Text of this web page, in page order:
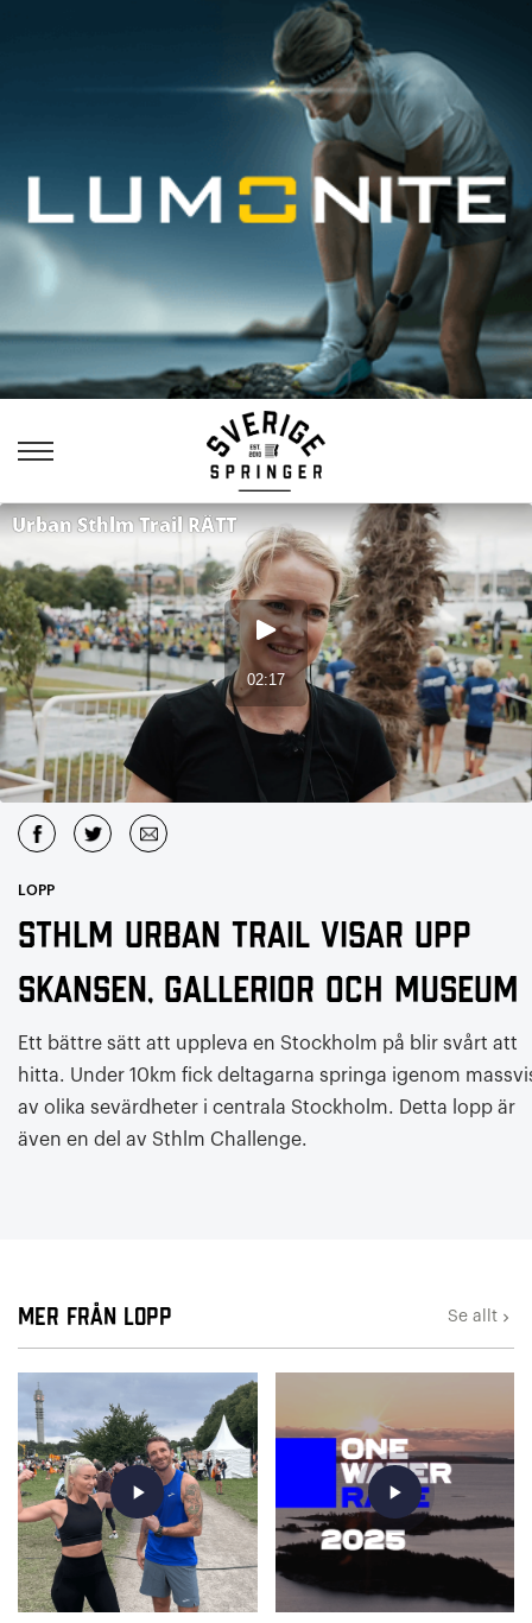
LOPP
Sthlm Urban Trail visar upp
Skansen, gallerior och museum
Ett bättre sätt att uppleva en Stockholm på blir svårt att
hitta. Under 10km fick deltagarna springa igenom
av olika sevärdheter i centrala Stockholm. Detta lopp är
även en del av Sthlm Challenge.
Mer från Lopp Se allt keyboard_arrow_right
play_arrow play_arrow